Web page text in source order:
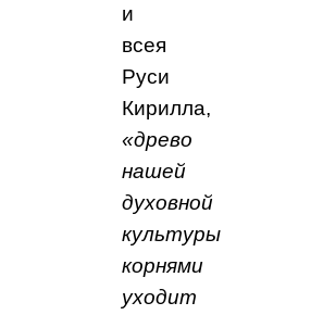
и
всея
Руси
Кирилла,
«древо
нашей
духовной
культуры
корнями
уходит